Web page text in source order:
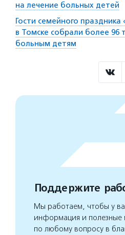
на лечение больных детей
Гости семейного
в Томске собрали более 96
больным детям
Поддержите
Мы работаем, чтобы у
информация и полезные
по любому вопросу в